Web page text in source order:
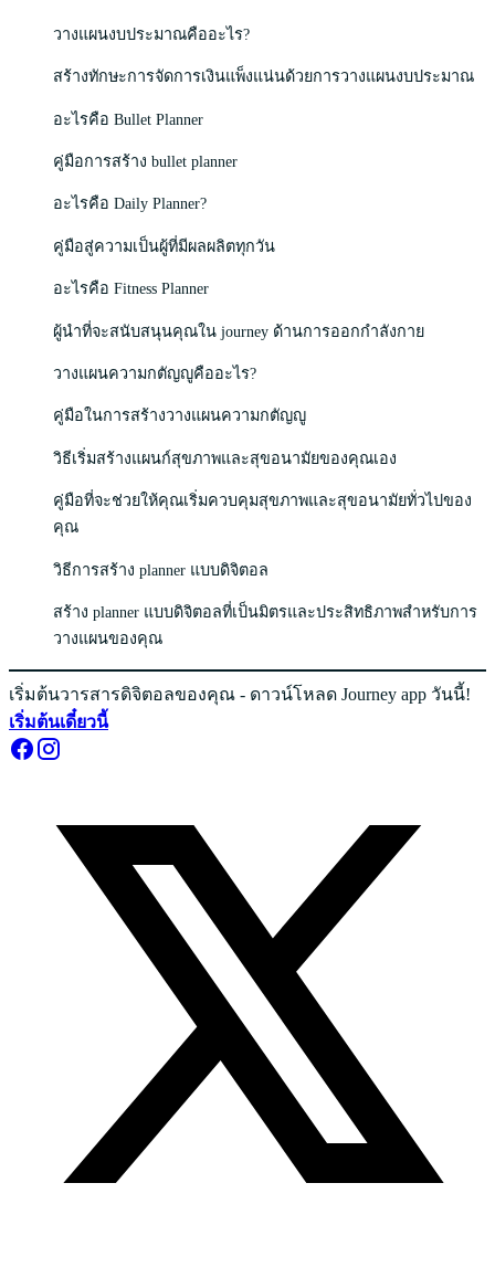
วางแผนงบประมาณคืออะไร?
สร้างทักษะการจัดการเงินแพ็งแน่นด้วยการวางแผนงบประมาณ
อะไรคือ Bullet Planner
คู่มือการสร้าง bullet planner
อะไรคือ Daily Planner?
คู่มือสู่ความเป็นผู้ที่มีผลผลิตทุกวัน
อะไรคือ Fitness Planner
ผู้นำที่จะสนับสนุนคุณใน journey ด้านการออกกำลังกาย
วางแผนความกตัญญูคืออะไร?
คู่มือในการสร้างวางแผนความกตัญญู
วิธีเริ่มสร้างแผนก์สุขภาพและสุขอนามัยของคุณเอง
คู่มือที่จะช่วยให้คุณเริ่มควบคุมสุขภาพและสุขอนามัยทั่วไปของ
คุณ
วิธีการสร้าง planner แบบดิจิตอล
สร้าง planner แบบดิจิตอลที่เป็นมิตรและประสิทธิภาพสำหรับการ
วางแผนของคุณ
เริ่มต้นวารสารดิจิตอลของคุณ - ดาวน์โหลด Journey app วันนี้!
เริ่มต้นเดี๋ยวนี้